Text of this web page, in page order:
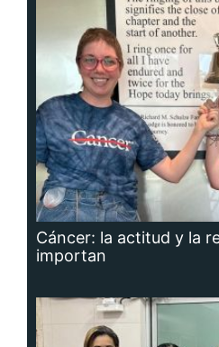
Cáncer: la actitud y la
importan